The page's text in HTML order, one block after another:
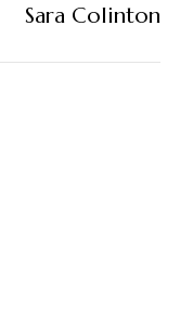
Sara Colinton